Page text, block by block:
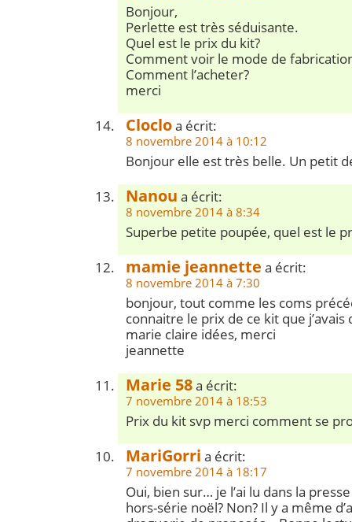
Bonjour,
Perlette est très séduisante.
Quel est le prix du kit?
Comment voir le mode de
Comment l’acheter?
merci
Clocloa écrit:
8 novembre 2014 à 10:12
Bonjour elle est très belle. Un petit
Nanou a écrit:
8 novembre 2014 à 8:34
Superbe petite poupée, quel est le
mamie jeannette a écrit:
8 novembre 2014 à 7:30
bonjour, tout comme les coms
connaitre le prix de ce kit que
marie claire idées, merci
jeannette
Marie 58a écrit:
7 novembre 2014 à 18:53
Prix du kit svp merci comment se
MariGorri a écrit:
7 novembre 2014 à 18:17
Oui, bien sur… je l’ai lu dans la
hors-série noël? Non? Il y a même